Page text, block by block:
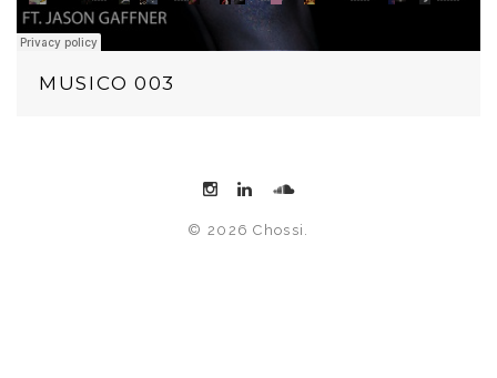
MUSICO 003
© 2026 Chossi.